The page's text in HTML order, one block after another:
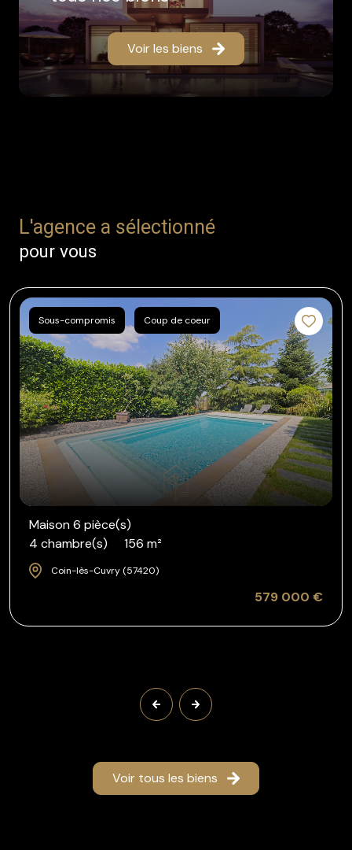
Voir les biens
L'agence a sélectionné
pour vous
Sous-compromis Coup de coeur
Maison 6 pièce(s)
4 chambre(s)
156 m²
Coin-lès-Cuvry (57420)
579 000 €
Voir tous les biens